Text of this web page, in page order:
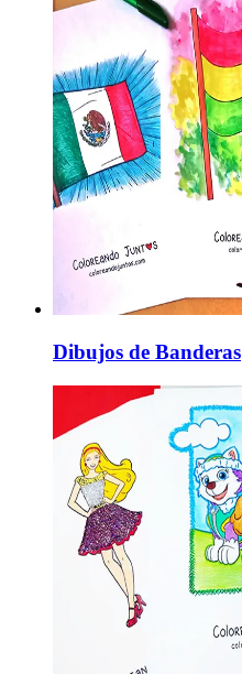
Dibujos de Banderas